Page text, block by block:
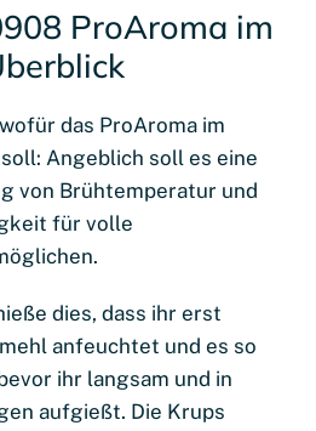
ProAroma im
das ProAroma im
Angeblich soll es eine
von Brühtemperatur und
für volle
dies, dass ihr erst
anfeuchtet und es so
ihr langsam und in
aufgießt. Die Krups